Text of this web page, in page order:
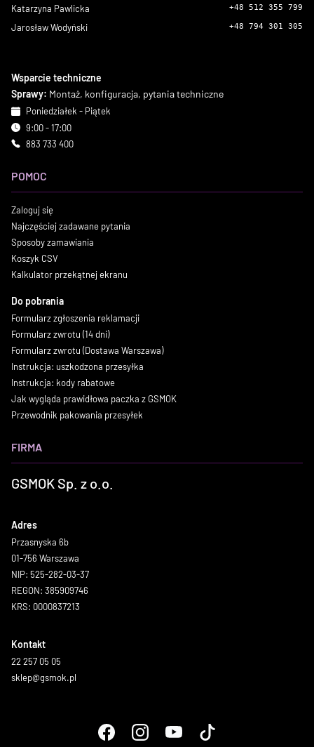
Katarzyna Pawlicka +48 512 355 799
Jarosław Wodyński +48 794 301 305
Wsparcie techniczne
Sprawy: Montaż, konfiguracja, pytania techniczne
Poniedziałek - Piątek
9:00 - 17:00
883 733 400
POMOC
Zaloguj się
Najczęściej zadawane pytania
Sposoby zamawiania
Koszyk CSV
Kalkulator przekątnej ekranu
Do pobrania
Formularz zgłoszenia reklamacji
Formularz zwrotu (14 dni)
Formularz zwrotu (Dostawa Warszawa)
Instrukcja: uszkodzona przesyłka
Instrukcja: kody rabatowe
Jak wygląda prawidłowa paczka z GSMOK
Przewodnik pakowania przesyłek
FIRMA
GSMOK Sp. z o.o.
Adres
Przasnyska 6b
01-756 Warszawa
NIP: 525-282-03-37
REGON: 385909746
KRS: 0000837213
Kontakt
22 257 05 05
sklep@gsmok.pl